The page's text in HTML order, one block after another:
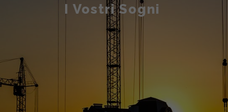
I Vostri Sogni